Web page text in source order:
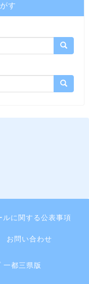
す
ルに関する公表事項
お問い合わせ
都三県版